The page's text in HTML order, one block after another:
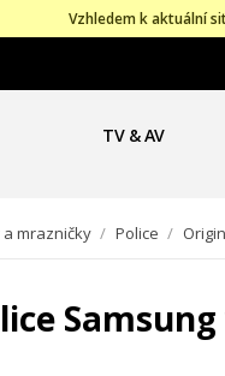
Vzhledem k aktuální
TV & AV
a mrazničky / Police /